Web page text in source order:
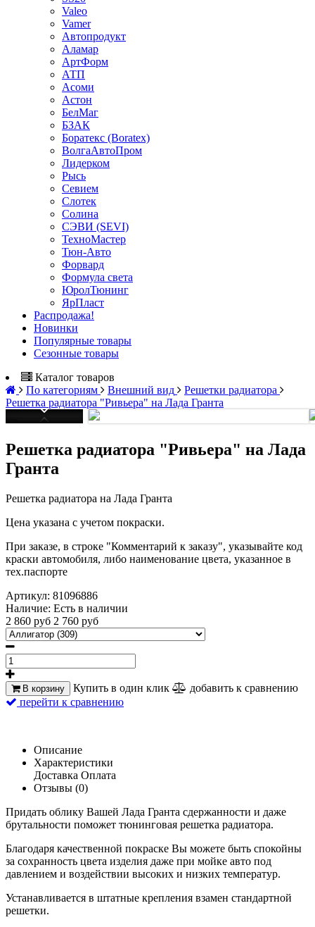
Valeo
Vamer
Автопродукт
Аламар
АртФорм
АТП
Асоми
Астон
БелМаг
БЗАК
Боратекс (Boratex)
ВолгаАвтоПром
Лидерком
Рысь
Севием
Слотек
Солина
СЭВИ (SEVI)
ТехноМастер
Тюн-Авто
Форвард
Формула света
ЮролТюнинг
ЯрПласт
Распродажа!
Новинки
Популярные товары
Сезонные товары
Каталог товаров
По категориям
Внешний вид
Решетки радиатора
Решетка радиатора "Ривьера" на Лада Гранта
Решетка радиатора "Ривьера" на Лада
Гранта
Решетка радиатора на Лада Гранта
Цена указана с учетом покраски.
При заказе, в строке "Комментарий к заказу", указывайте код
краски автомобиля, либо наименование цвета, указанное в
тех.паспорте
Артикул: 81096886
Наличие: Есть в наличии
2 860 руб 2 760 руб
В корзину Купить в один клик
добавить к сравнению
перейти к сравнению
Описание
Характеристики
Доставка Оплата
Отзывы (0)
Придать облику Вашей Лада Гранта сдержанности и даже
брутальности поможет тюнинговая решетка радиатора.
Благодаря качественной покраске Вы можете быть спокойны
за сохранность цвета изделия даже при мойке авто под
давлением и воздействии высоких и низких температур.
Устанавливается в штатные крепления взамен стандартной
решетки.